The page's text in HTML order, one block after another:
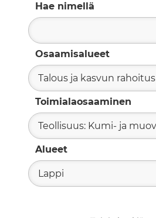
Hae nimellä
Osaamisalueet
Talous ja kasvun rahoitus
Toimialaosaaminen
Teollisuus: Kumi- ja
Alueet
Lappi